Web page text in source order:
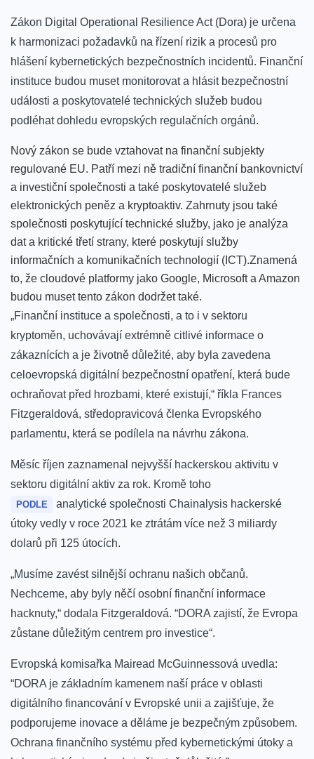
Zákon Digital Operational Resilience Act (Dora) je určena
k harmonizaci požadavků na řízení rizik a procesů pro
hlášení kybernetických bezpečnostních incidentů. Finanční
instituce budou muset monitorovat a hlásit bezpečnostní
události a poskytovatelé technických služeb budou
podléhat dohledu evropských regulačních orgánů.
Nový zákon se bude vztahovat na finanční subjekty
regulované EU. Patří mezi ně tradiční finanční bankovnictví
a investiční společnosti a také poskytovatelé služeb
elektronických peněz a kryptoaktiv. Zahrnuty jsou také
společnosti poskytující technické služby, jako je analýza
dat a kritické třetí strany, které poskytují služby
informačních a komunikačních technologií (ICT).Znamená
to, že cloudové platformy jako Google, Microsoft a Amazon
budou muset tento zákon dodržet také.
„Finanční instituce a společnosti, a to i v sektoru
kryptoměn, uchovávají extrémně citlivé informace o
zákaznících a je životně důležité, aby byla zavedena
celoevropská digitální bezpečnostní opatření, která bude
ochraňovat před hrozbami, které existují,“ říkla Frances
Fitzgeraldová, středopravicová členka Evropského
parlamentu, která se podílela na návrhu zákona.
Měsíc říjen zaznamenal nejvyšší hackerskou aktivitu v
sektoru digitální aktiv za rok. Kromě toho
PODLE
analytické společnosti Chainalysis hackerské
útoky vedly v roce 2021 ke ztrátám více než 3 miliardy
dolarů při 125 útocích.
„Musíme zavést silnější ochranu našich občanů.
Nechceme, aby byly něčí osobní finanční informace
hacknuty,“ dodala Fitzgeraldová. “DORA zajistí, že Evropa
zůstane důležitým centrem pro investice“.
Evropská komisařka Mairead McGuinnessová uvedla:
“DORA je základním kamenem naší práce v oblasti
digitálního financování v Evropské unii a zajišťuje, že
podporujeme inovace a děláme je bezpečným způsobem.
Ochrana finančního systému před kybernetickými útoky a